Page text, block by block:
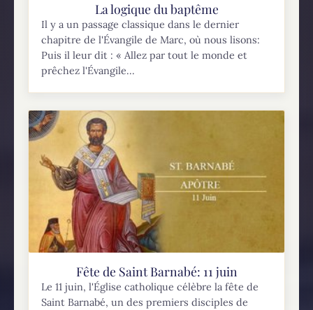
La logique du baptême
Il y a un passage classique dans le dernier
chapitre de l'Évangile de Marc, où nous lisons:
Puis il leur dit : « Allez par tout le monde et
prêchez l'Évangile...
Fête de Saint Barnabé: 11 juin
Le 11 juin, l'Église catholique célèbre la fête de
Saint Barnabé, un des premiers disciples de